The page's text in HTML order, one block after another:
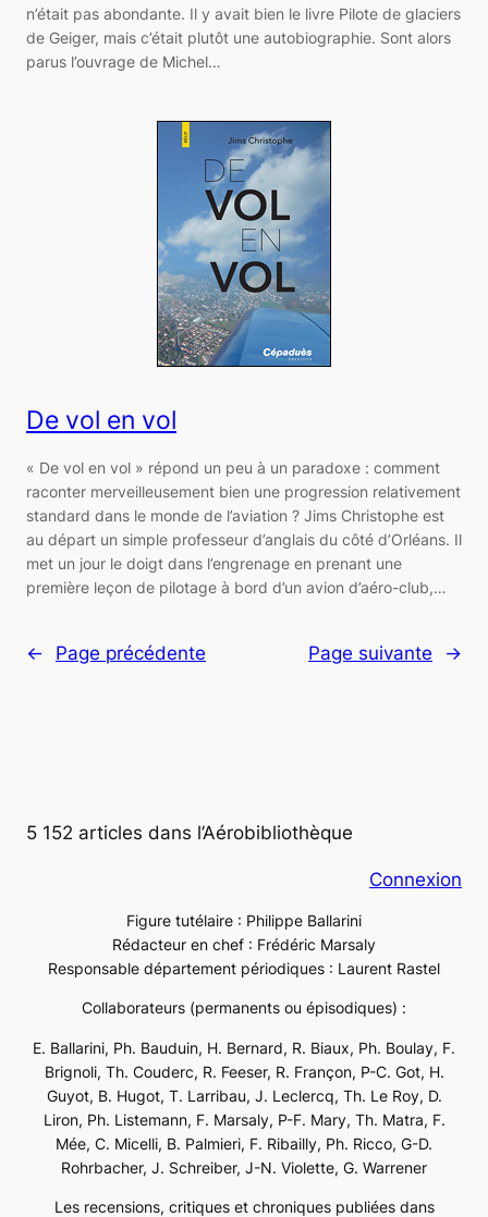
n’était pas abondante. Il y avait bien le livre Pilote de glaciers
de Geiger, mais c’était plutôt une autobiographie. Sont alors
parus l’ouvrage de Michel…
De vol en vol
« De vol en vol » répond un peu à un paradoxe : comment
raconter merveilleusement bien une progression relativement
standard dans le monde de l’aviation ? Jims Christophe est
au départ un simple professeur d’anglais du côté d’Orléans. Il
met un jour le doigt dans l’engrenage en prenant une
première leçon de pilotage à bord d’un avion d’aéro-club,…
← Page précédente Page suivante →
5 152 articles dans l’Aérobibliothèque
Connexion
Figure tutélaire : Philippe Ballarini
Rédacteur en chef : Frédéric Marsaly
Responsable département périodiques : Laurent Rastel
Collaborateurs (permanents ou épisodiques) :
E. Ballarini, Ph. Bauduin, H. Bernard, R. Biaux, Ph. Boulay, F.
Brignoli, Th. Couderc, R. Feeser, R. Françon, P-C. Got, H.
Guyot, B. Hugot, T. Larribau, J. Leclercq, Th. Le Roy, D.
Liron, Ph. Listemann, F. Marsaly, P-F. Mary, Th. Matra, F.
Mée, C. Micelli, B. Palmieri, F. Ribailly, Ph. Ricco, G-D.
Rohrbacher, J. Schreiber, J-N. Violette, G. Warrener
Les recensions, critiques et chroniques publiées dans